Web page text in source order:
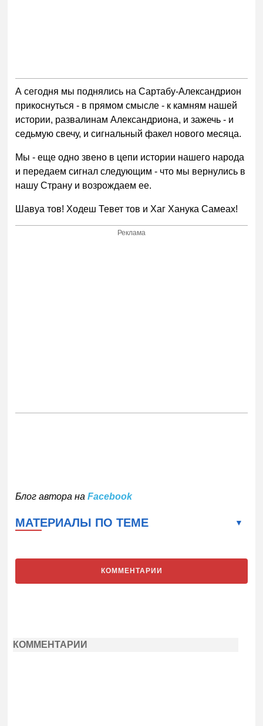
А сегодня мы поднялись на Сартабу-Александрион
прикоснуться - в прямом смысле - к камням нашей
истории, развалинам Александриона, и зажечь - и
седьмую свечу, и сигнальный факел нового месяца.
Мы - еще одно звено в цепи истории нашего народа
и передаем сигнал следующим - что мы вернулись в
нашу Страну и возрождаем ее.
Шавуа тов! Ходеш Тевет тов и Хаг Ханука Самеах!
Реклама
Блог автора наFacebook
МАТЕРИАЛЫ ПО ТЕМЕ
КОММЕНТАРИИ
КОММЕНТАРИИ